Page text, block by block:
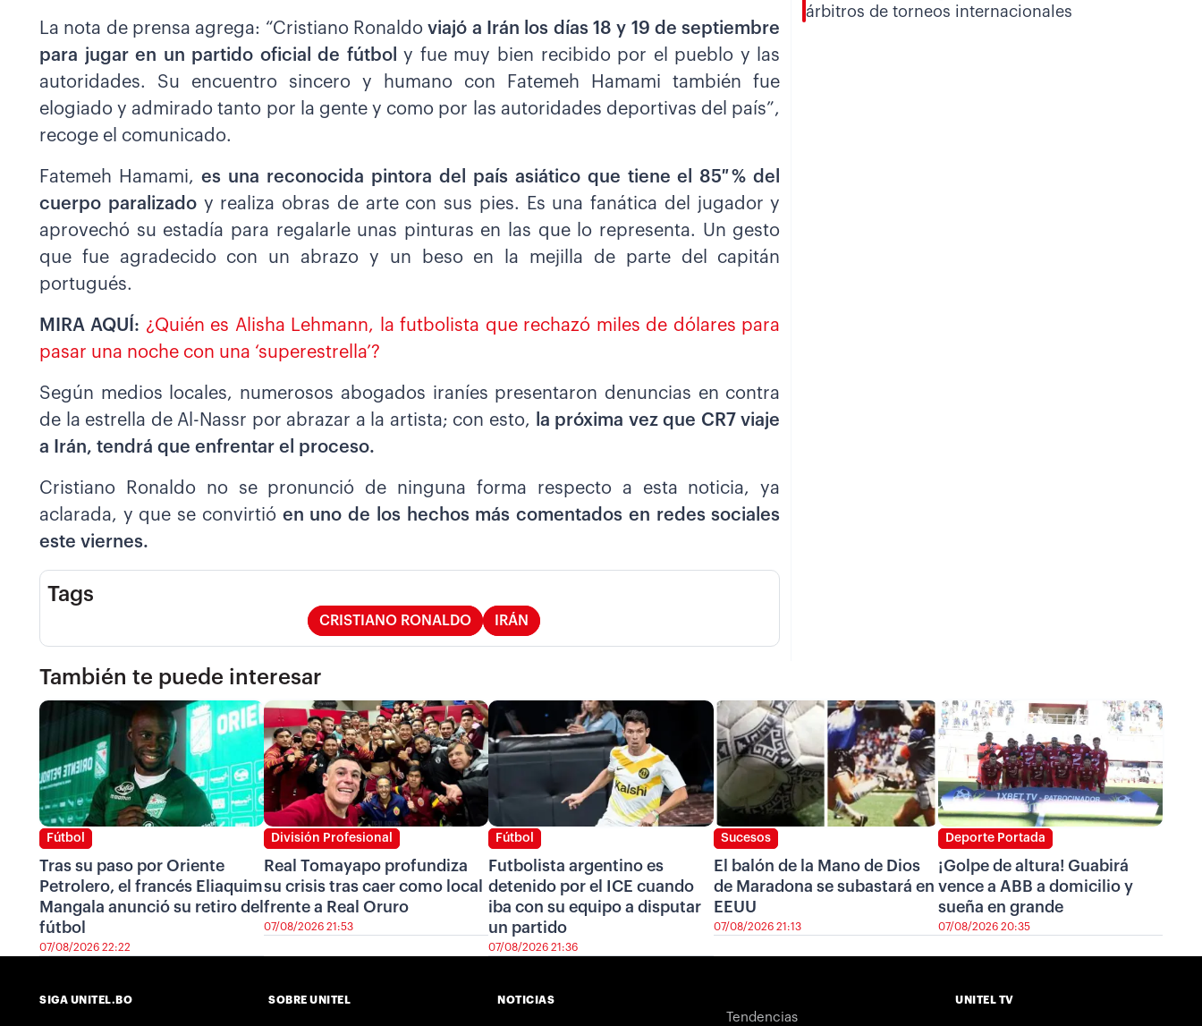
La nota de prensa agrega: “Cristiano Ronaldo viajó a Irán los días 18 y 19 de septiembre
para jugar en un partido oficial de fútbol y fue muy bien recibido por el pueblo y las
autoridades. Su encuentro sincero y humano con Fatemeh Hamami también fue
elogiado y admirado tanto por la gente y como por las autoridades deportivas del país”,
recoge el comunicado.
Fatemeh Hamami, es una reconocida pintora del país asiático que tiene el 85 % del
cuerpo paralizado y realiza obras de arte con sus pies. Es una fanática del jugador y
aprovechó su estadía para regalarle unas pinturas en las que lo representa. Un gesto
que fue agradecido con un abrazo y un beso en la mejilla de parte del capitán
portugués.
MIRA AQUÍ: ¿Quién es Alisha Lehmann, la futbolista que rechazó miles de dólares para
pasar una noche con una ‘superestrella’?
Según medios locales, numerosos abogados iraníes presentaron denuncias en contra
de la estrella de Al-Nassr por abrazar a la artista; con esto,
la próxima vez que CR7 viaje
a Irán, tendrá que enfrentar el proceso.
Cristiano Ronaldo no se pronunció de ninguna forma respecto a esta noticia, ya
aclarada, y que se convirtióen uno de los hechos más comentados en redes sociales
este viernes.
Tags
CRISTIANO RONALDO IRÁN
árbitros de torneos internacionales
También te puede interesar
Fútbol
Tras su paso por Oriente
Petrolero, el francés Eliaquim
Mangala anunció su retiro del
fútbol
07/08/2026 22:22
División Profesional
Real Tomayapo profundiza
su crisis tras caer como local
frente a Real Oruro
07/08/2026 21:53
Fútbol
Futbolista argentino es
detenido por el ICE cuando
iba con su equipo a disputar
un partido
07/08/2026 21:36
Sucesos
El balón de la Mano de Dios
de Maradona se subastará en
EEUU
07/08/2026 21:13
Deporte Portada
¡Golpe de altura! Guabirá
vence a ABB a domicilio y
sueña en grande
07/08/2026 20:35
SIGA UNITEL.BO SOBRE UNITEL NOTICIAS
Tendencias
UNITEL TV